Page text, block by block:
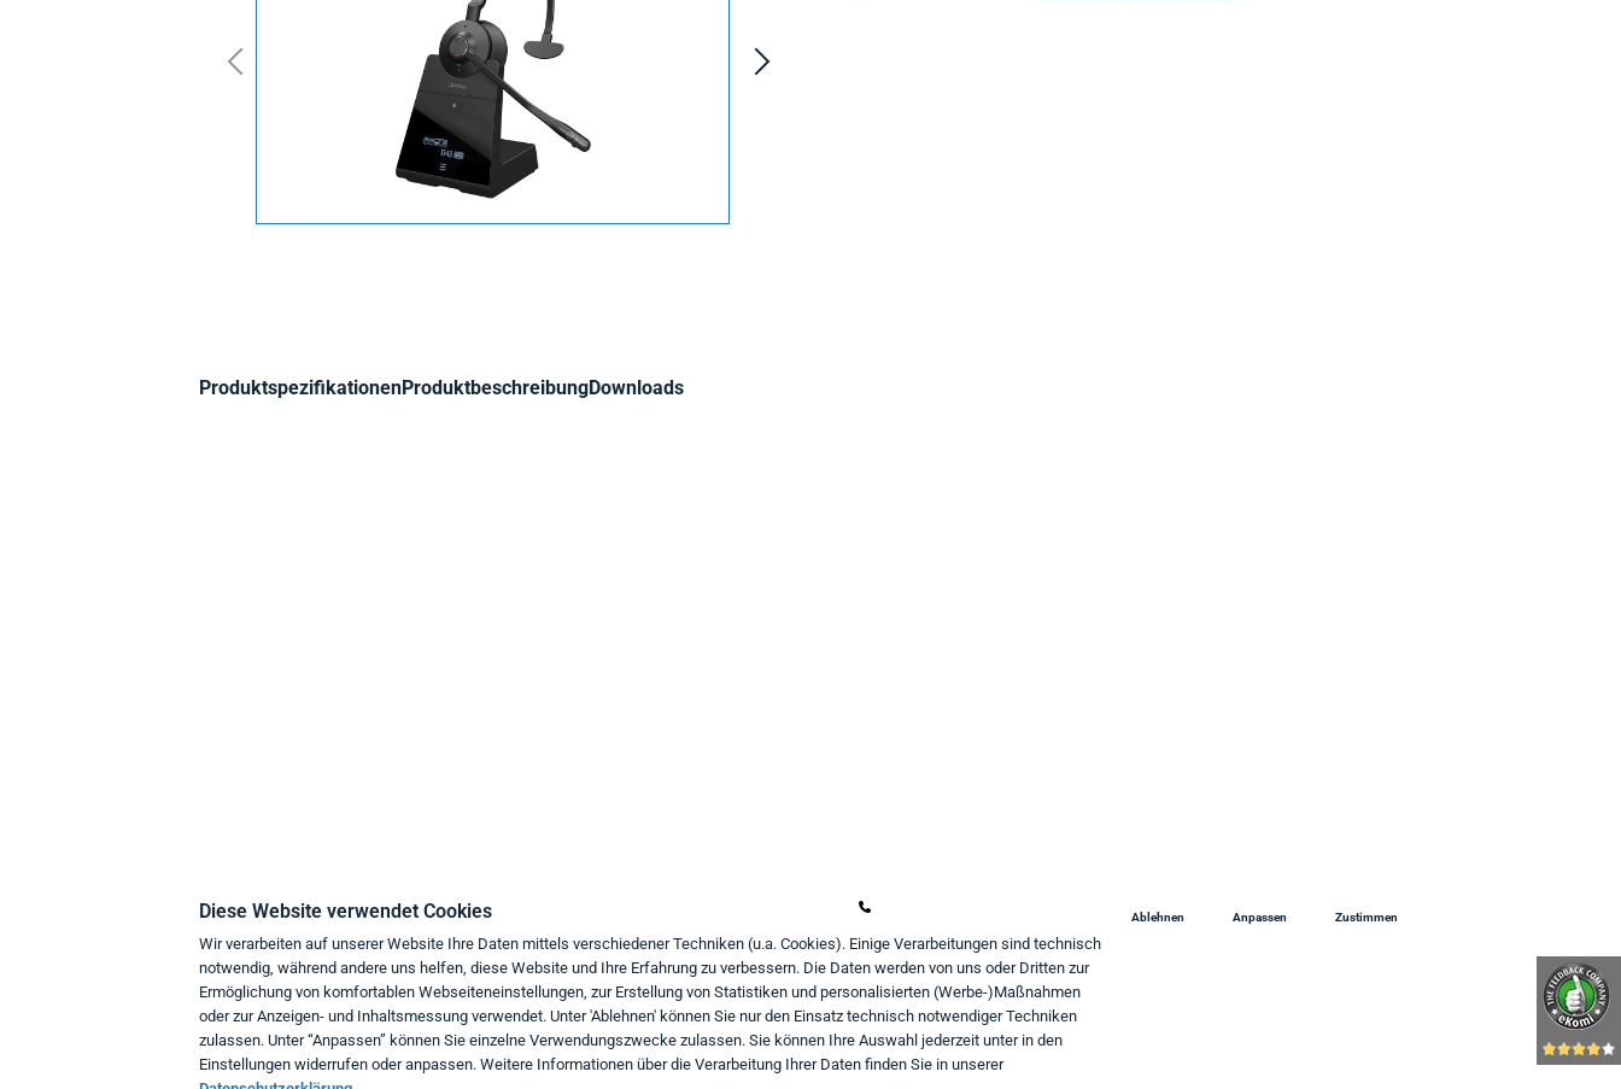
ProduktspezifikationenProduktbeschreibungDownloads
Philosophie
Umweltschutz
Support
Geschäftskunden
Datenschutz
AGB
Widerrufsrecht
Impressum
shop@think-about.it
Kontaktieren Sie uns
Folgen Sie uns:
in
Diese Website verwendet Cookies
Wir verarbeiten auf unserer Website Ihre Daten mittels verschiedener Techniken (u.a. Cookies). Einige Verarbeitungen sind technisch
notwendig, während andere uns helfen, diese Website und Ihre Erfahrung zu verbessern. Die Daten werden von uns oder Dritten zur
Ermöglichung von komfortablen Webseiteneinstellungen, zur Erstellung von Statistiken und personalisierten (Werbe-)Maßnahmen
oder zur Anzeigen- und Inhaltsmessung verwendet. Unter 'Ablehnen' können Sie nur den Einsatz technisch notwendiger Techniken
zulassen. Unter “Anpassen” können Sie einzelne Verwendungszwecke zulassen. Sie können Ihre Auswahl jederzeit unter in den
Einstellungen widerrufen oder anpassen. Weitere Informationen über die Verarbeitung Ihrer Daten finden Sie in unserer
Ablehnen Anpassen Zustimmen